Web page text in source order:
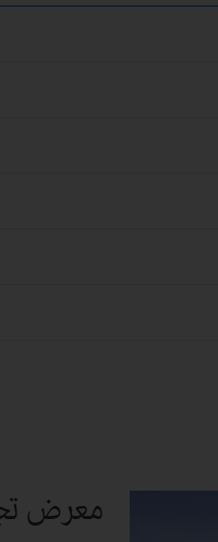
معرض